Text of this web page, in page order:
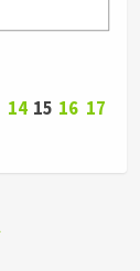
14 15 16 17